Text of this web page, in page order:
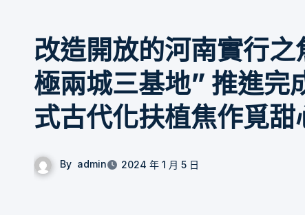
改造開放的河南實行
極兩城三基地” 推進完
式古代化扶植焦作覓
By admin 2024 年 1 月 5 日